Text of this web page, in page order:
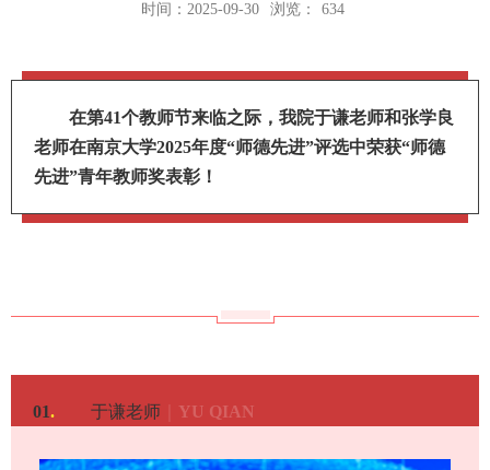
时间：2025-09-30 浏览： 634
在第41个教师节来临之际，我院于谦老师和张学良
老师在南京大学2025年度“师德先进”评选中荣获“师德
先进”青年教师奖表彰！
01. 于谦老师｜ YU QIAN